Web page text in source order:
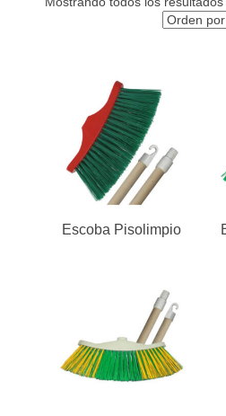
o
Escoba Pisolimpio